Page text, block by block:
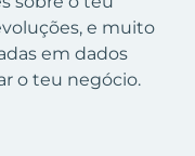
e muito
em dados
o teu negócio.